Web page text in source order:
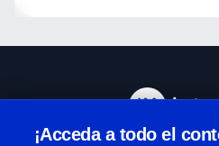
¡Acceda a todo el